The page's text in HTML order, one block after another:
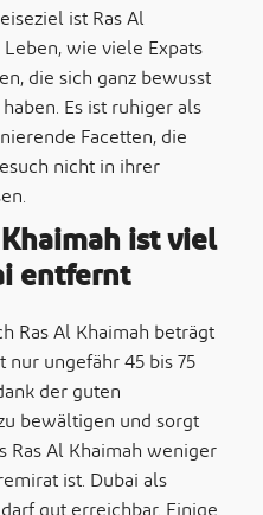
ist Ras Al
wie viele Expats
die sich ganz bewusst
Es ist ruhiger als
Facetten, die
nicht in ihrer
ist viel
entfernt
Ras Al Khaimah beträgt
ungefähr 45 bis 75
der guten
bewältigen und sorgt
Ras Al Khaimah weniger
ist. Dubai als